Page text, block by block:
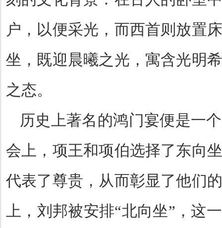
户，以便采光，而西首则放置
坐，既迎晨曦之光，寓含光明
之态。
历史上著名的鸿门宴便是一
会上，项王和项伯选择了东向
代表了尊贵，从而彰显了他们
上，刘邦被安排“北向坐” ，这